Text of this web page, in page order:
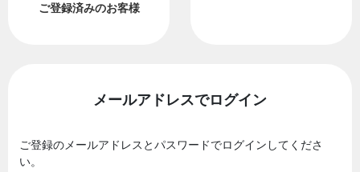
ご登録済みのお客様
メールアドレスでログイン
ご登録のメールアドレスとパスワードでログインしてくださ
い。